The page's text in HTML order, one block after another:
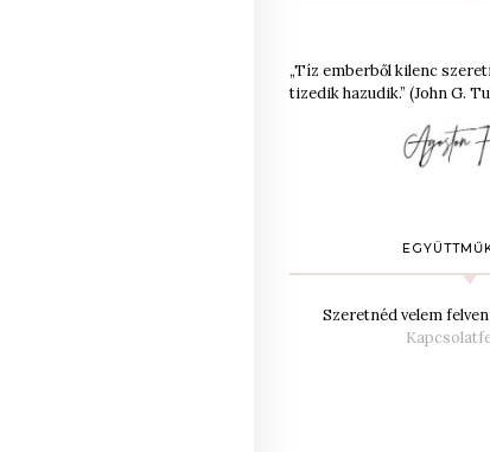
„Tíz emberből kilenc
tizedik hazudik.” (John G.
Szeretnéd velem